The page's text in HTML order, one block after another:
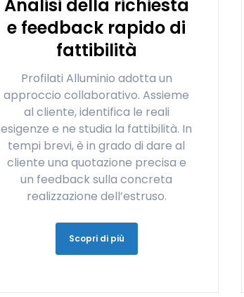
Analisi della richiesta
e feedback rapido di
fattibilità
Profilati Alluminio adotta un
approccio collaborativo. Assieme
al cliente, identifica le reali
esigenze e ne studia la fattibilità. In
tempi brevi, è in grado di dare al
cliente una quotazione precisa e
un feedback sulla concreta
realizzazione dell’estruso.
Scopri di più